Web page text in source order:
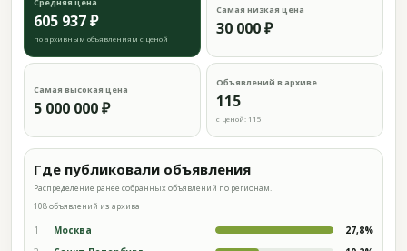
605 937 ₽
по архивным объявлениям с ценой
Самая низкая цена
30 000 ₽
Самая высокая цена
5 000 000 ₽
Объявлений в архиве
115
с ценой: 115
Где публиковали объявления
Распределение ранее собранных объявлений по регионам.
108 объявлений из архива
1 Москва 27,8%